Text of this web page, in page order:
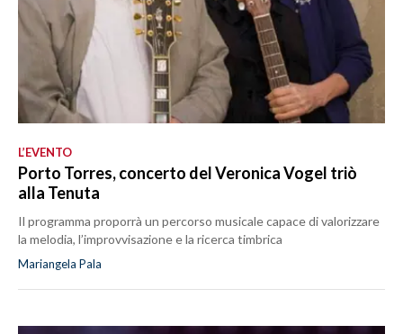
L’EVENTO
Porto Torres, concerto del Veronica Vogel triò
alla Tenuta
Il programma proporrà un percorso musicale capace di valorizzare
la melodia, l’improvvisazione e la ricerca timbrica
Mariangela Pala